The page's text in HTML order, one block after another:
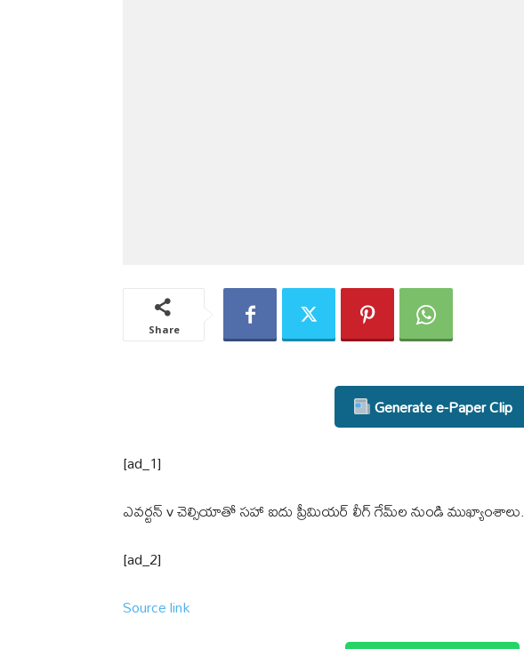
Share
Generate e-Paper Clip
[ad_1]
ఎవర్టన్ v చెల్సియాతో సహా ఐదు ప్రీమియర్ లీగ్ గేమ్‌ల నుండి ముఖ్యాంశాలు.
[ad_2]
Source link